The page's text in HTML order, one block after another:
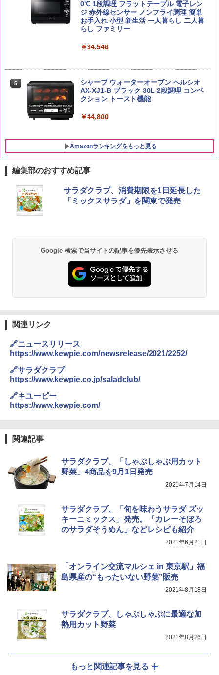
新潟ケンベイ【精米】新潟県産にじのき
白州 Story of the Distillery 2026 化粧箱
￥19,860
￥3,248
ょうゆ 高たんぱく&低糖質 さらに塩分控
0℃ 1段調理 フラットテーブル 電子レン
ジ 赤外線センサー ノンフライ調理 簡単
お手入れ 小型 新生活 一人暮らし 二人暮
らし ファミリー
￥34,546
5
シャープ ウォーターオーブン ヘルシオ
AX-XJ1-B ブラック 30L 2段調理 コンベ
クション トースト機能
￥44,800
Amazonランキングをもっと見る
編集部のおすすめ記事
サラダクラブ、消費期限を1日延長した
「ミックスサラダ」を関東で発売
Google 検索で当サイトの記事を優先表示させる
関連リンク
🔗ニュースリリース
https://www.kewpie.com/newsrelease/2021/2252/
🔗サラダクラブ
https://www.kewpie.co.jp/saladclub/
🔗キユーピー
https://www.kewpie.com/
関連記事
サラダクラブ、「しゃぶしゃぶ用カット
野菜」4商品を9月1日発売
2021年7月14日
サラダクラブ、「旬を味わうサラダ ズッ
キーニミックス」発売。「カレーそぼろ
のサラダそうめん」などレシピも紹介
2021年6月21日
「オンライン交流マルシェ in 東京駅」福
島県産の“もったいない野菜”販売
2021年8月18日
サラダクラブ、しゃぶしゃぶに最適な加
熱用カット野菜
2021年8月26日
もっと関連記事を見る